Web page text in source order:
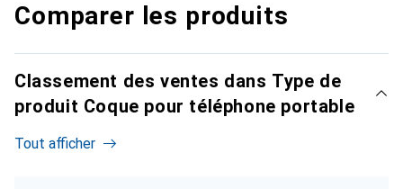
Comparer les produits
Classement des ventes dans Type de
produit Coque pour téléphone portable
Tout afficher